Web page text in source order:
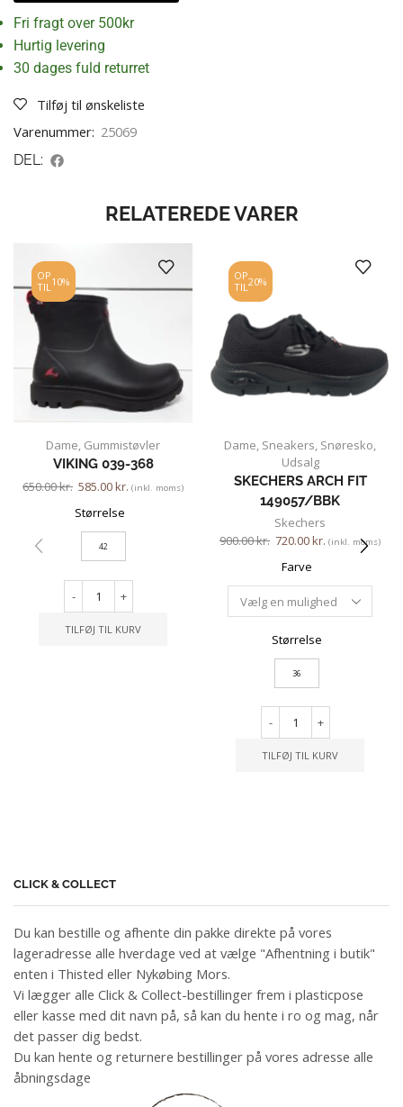
Fri fragt over 500kr
Hurtig levering
30 dages fuld returret
Tilføj til ønskeliste
Varenummer: 25069
DEL:
RELATEREDE VARER
OP
TIL10%
Dame, Gummistøvler
VIKING 039-368
650.00kr. 585.00kr. (inkl. moms)
Størrelse
42
- +
TILFØJ TIL KURV
OP
TIL20%
Dame, Sneakers, Snøresko,
Udsalg
SKECHERS ARCH FIT
149057/BBK
Skechers
900.00kr. 720.00kr. (inkl. moms)
Farve
Størrelse
36
- +
TILFØJ TIL KURV
CLICK & COLLECT
Du kan bestille og afhente din pakke direkte på vores
lageradresse alle hverdage ved at vælge "Afhentning i butik"
enten i Thisted eller Nykøbing Mors.
Vi lægger alle Click & Collect-bestillinger frem i plasticpose
eller kasse med dit navn på, så kan du hente i ro og mag, når
det passer dig bedst.
Du kan hente og returnere bestillinger på vores adresse alle
åbningsdage